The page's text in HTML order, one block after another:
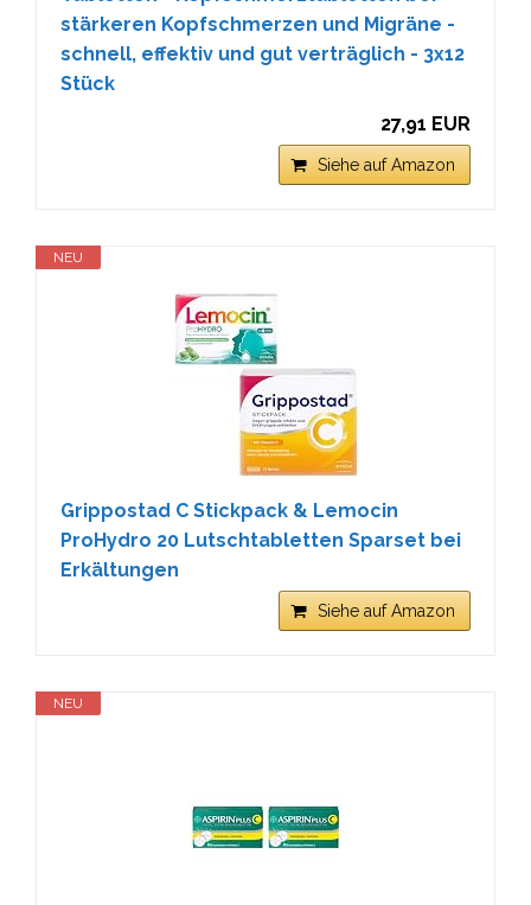
stärkeren Kopfschmerzen und Migräne -
schnell, effektiv und gut verträglich - 3x12
Stück
27,91 EUR
Siehe auf Amazon
NEU
Grippostad C Stickpack & Lemocin
ProHydro 20 Lutschtabletten Sparset bei
Erkältungen
Siehe auf Amazon
NEU